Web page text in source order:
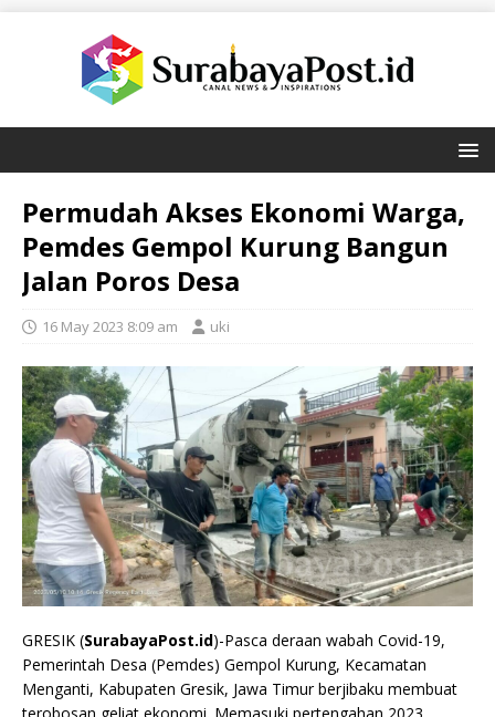
Permudah Akses Ekonomi Warga,
Pemdes Gempol Kurung Bangun
Jalan Poros Desa
16 May 2023 8:09 am uki
GRESIK (SurabayaPost.id)-Pasca deraan wabah Covid-19,
Pemerintah Desa (Pemdes) Gempol Kurung, Kecamatan
Menganti, Kabupaten Gresik, Jawa Timur berjibaku membuat